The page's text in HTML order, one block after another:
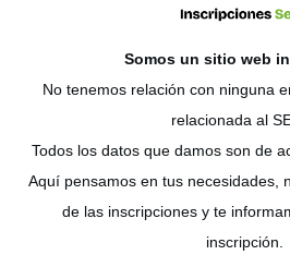
Somos un sitio web
No tenemos relación con ninguna
relacionada al
Todos los datos que damos son de
Aquí pensamos en tus necesidades,
de las inscripciones y te
inscripción.